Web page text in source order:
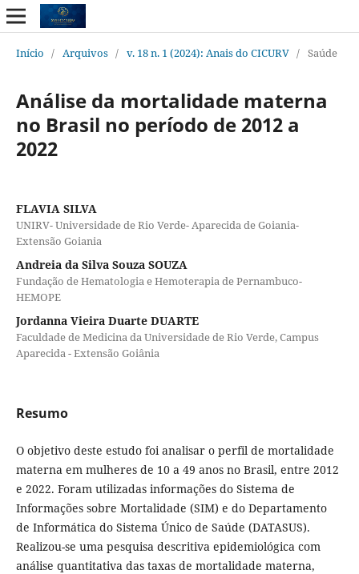
Início / Arquivos / v. 18 n. 1 (2024): Anais do CICURV / Saúde
Análise da mortalidade materna
no Brasil no período de 2012 a
2022
FLAVIA SILVA
UNIRV- Universidade de Rio Verde- Aparecida de Goiania-
Extensão Goiania
Andreia da Silva Souza SOUZA
Fundação de Hematologia e Hemoterapia de Pernambuco-
HEMOPE
Jordanna Vieira Duarte DUARTE
Faculdade de Medicina da Universidade de Rio Verde, Campus
Aparecida - Extensão Goiânia
Resumo
O objetivo deste estudo foi analisar o perfil de mortalidade
materna em mulheres de 10 a 49 anos no Brasil, entre 2012
e 2022. Foram utilizadas informações do Sistema de
Informações sobre Mortalidade (SIM) e do Departamento
de Informática do Sistema Único de Saúde (DATASUS).
Realizou-se uma pesquisa descritiva epidemiológica com
análise quantitativa das taxas de mortalidade materna,